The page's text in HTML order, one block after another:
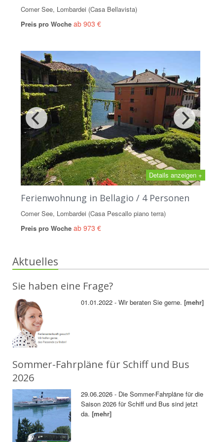
Comer See, Lombardei (Casa Bellavista)
Preis pro Woche ab 903 €
Details anzeigen +
Ferienwohnung in Bellagio / 4 Personen
Comer See, Lombardei (Casa Pescallo piano terra)
Preis pro Woche ab 973 €
Aktuelles
Sie haben eine Frage?
01.01.2022 - Wir beraten Sie gerne.[mehr]
Sommer-Fahrpläne für Schiff und Bus
2026
29.06.2026 - Die Sommer-Fahrpläne für die
Saison 2026 für Schiff und Bus sind jetzt
da.[mehr]